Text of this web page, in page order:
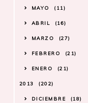
MAYO 11
ABRIL 16
MARZO 27
FEBRERO 21
ENERO 21
2013 202
DICIEMBRE 18